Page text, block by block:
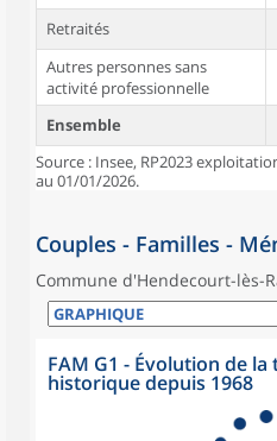
Retraités
Autres personnes sans
activité professionnelle
Ensemble
Source : Insee, RP2023
au 01/01/2026.
Couples - Familles -
Commune d'Hendecourt-lès-
FAM G1 - Évolution de
historique depuis 1968